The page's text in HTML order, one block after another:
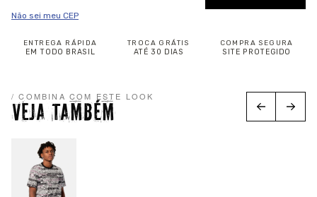
Não sei meu CEP
ENTREGA RÁPIDA
EM TODO BRASIL
TROCA GRÁTIS
ATÉ 30 DIAS
COMPRA SEGURA
SITE PROTEGIDO
/ COMBINA COM ESTE LOOK
VEJA TAMBÉM